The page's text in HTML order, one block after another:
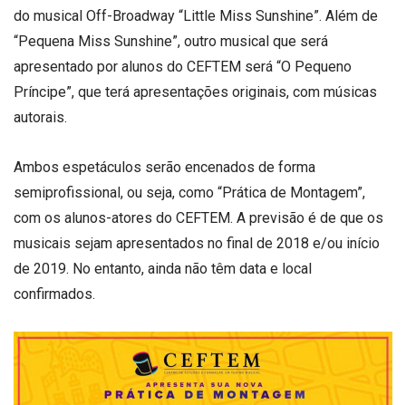
do musical Off-Broadway “Little Miss Sunshine”. Além de
“Pequena Miss Sunshine”, outro musical que será
apresentado por alunos do CEFTEM será “O Pequeno
Príncipe”, que terá apresentações originais, com músicas
autorais.
Ambos espetáculos serão encenados de forma
semiprofissional, ou seja, como “Prática de Montagem”,
com os alunos-atores do CEFTEM. A previsão é de que os
musicais sejam apresentados no final de 2018 e/ou início
de 2019. No entanto, ainda não têm data e local
confirmados.